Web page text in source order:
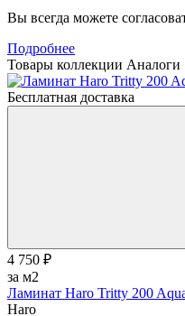
Вы всегда можете
Подробнее
Товары коллекции Аналоги
Бесплатная доставка
4 750 ₽
за м2
Ламинат Haro Tritty 200
Haro